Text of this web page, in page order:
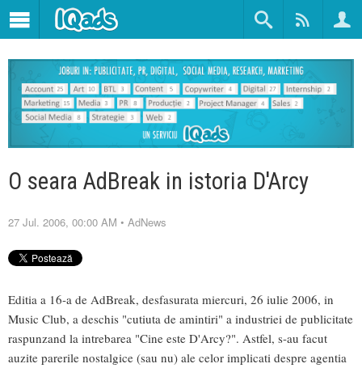
O seara AdBreak in istoria D'Arcy
27 Jul. 2006, 00:00 AM • AdNews
Editia a 16-a de AdBreak, desfasurata miercuri, 26 iulie 2006, in
Music Club, a deschis "cutiuta de amintiri" a industriei de publicitate
raspunzand la intrebarea "Cine este D'Arcy?". Astfel, s-au facut
auzite parerile nostalgice (sau nu) ale celor implicati despre agentia